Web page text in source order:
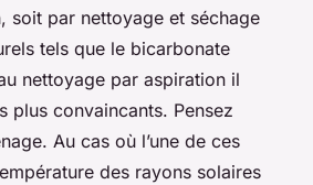
soit par nettoyage et séchage
tels que le bicarbonate
nettoyage par aspiration il
plus convaincants. Pensez
Au cas où l’une de ces
des rayons solaires